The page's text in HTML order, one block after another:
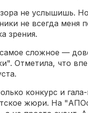
не услышишь.
не всегда меня
зрения.
сложное —
Отметила, что
конкурс и
жюри. На